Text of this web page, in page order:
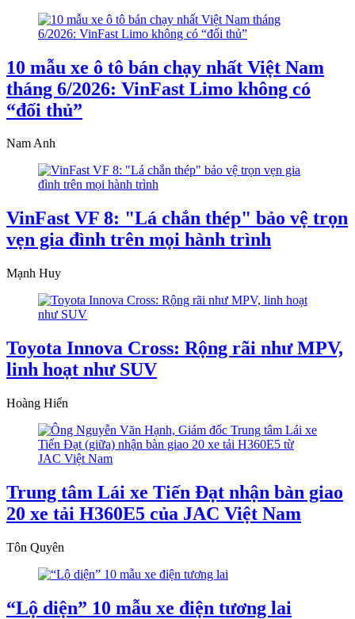
10 mẫu xe ô tô bán chạy nhất Việt Nam
tháng 6/2026: VinFast Limo không có
“đối thủ”
Nam Anh
VinFast VF 8: "Lá chắn thép" bảo vệ trọn
vẹn gia đình trên mọi hành trình
Mạnh Huy
Toyota Innova Cross: Rộng rãi như MPV,
linh hoạt như SUV
Hoàng Hiển
Trung tâm Lái xe Tiến Đạt nhận bàn giao
20 xe tải H360E5 của JAC Việt Nam
Tôn Quyên
“Lộ diện” 10 mẫu xe điện tương lai